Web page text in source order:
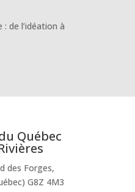
de l’idéation à
Québec
des Forges,
G8Z 4M3